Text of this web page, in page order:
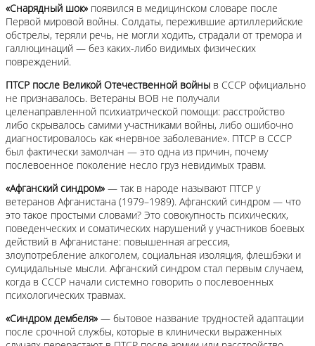
«Снарядный шок» появился в медицинском словаре после
Первой мировой войны. Солдаты, пережившие артиллерийские
обстрелы, теряли речь, не могли ходить, страдали от тремора и
галлюцинаций — без каких-либо видимых физических
повреждений.
ПТСР после Великой Отечественной войны в СССР официально
не признавалось. Ветераны ВОВ не получали
целенаправленной психиатрической помощи: расстройство
либо скрывалось самими участниками войны, либо ошибочно
диагностировалось как «нервное заболевание». ПТСР в СССР
был фактически замолчан — это одна из причин, почему
послевоенное поколение несло груз невидимых травм.
«Афганский синдром» — так в народе называют ПТСР у
ветеранов Афганистана (1979–1989). Афганский синдром — что
это такое простыми словами? Это совокупность психических,
поведенческих и соматических нарушений у участников боевых
действий в Афганистане: повышенная агрессия,
злоупотребление алкоголем, социальная изоляция, флешбэки и
суицидальные мысли. Афганский синдром стал первым случаем,
когда в СССР начали системно говорить о послевоенных
психологических травмах.
«Синдром дембеля» — бытовое название трудностей адаптации
после срочной службы, которые в клинически выраженных